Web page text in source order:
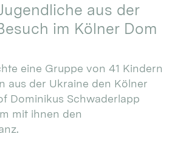
aus der
im Kölner Dom
eine Gruppe von 41 Kindern
aus der Ukraine den Kölner
Dominikus Schwaderlapp
mit ihnen den